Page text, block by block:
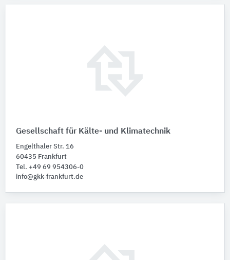
Gesellschaft für Kälte- und Klimatechnik
Engelthaler Str. 16
60435 Frankfurt
Tel. +49 69 954306-0
info@gkk-frankfurt.de